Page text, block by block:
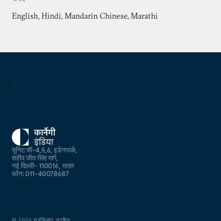
(2022)।
उन्होंने 1980 में दिल्ली विश्वविद्यालय से इतिहास में मास्टर डिग्री
English, Hindi, Mandarin Chinese, Marathi
यूनिट सी-4,5,6, इडेनपार्क,
शहीद जीत सिंह मार्ग,
नई दिल्ली- 110016, भारत
फ़ोन: 011-40078687
0
©2026 सर्वाधिकार सुरक्षित